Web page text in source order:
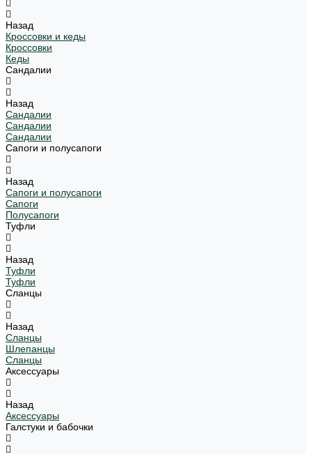
Назад
Кроссовки и кеды
Кроссовки
Кеды
Сандалии
Назад
Сандалии
Сандалии
Сандалии
Сапоги и полусапоги
Назад
Сапоги и полусапоги
Сапоги
Полусапоги
Туфли
Назад
Туфли
Туфли
Сланцы
Назад
Сланцы
Шлепанцы
Сланцы
Аксессуары
Назад
Аксессуары
Галстуки и бабочки